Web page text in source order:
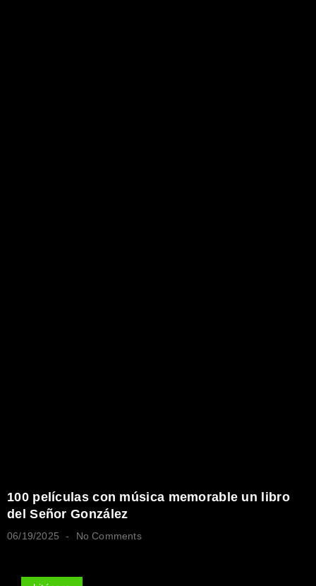
100 películas con música memorable un libro
del Señor González
06/19/2025 No Comments